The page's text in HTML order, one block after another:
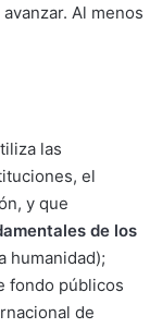
Al menos
las
el
y que
de los
humanidad);
fondo públicos
de